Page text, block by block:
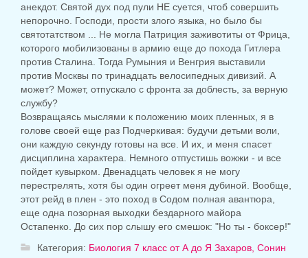
анекдот. Святой дух под пули НЕ суется, чтоб совершить
непорочно. Господи, прости злого языка, но было бы
святотатством ... Не могла Патриция заживотиты от Фрица,
которого мобилизованы в армию еще до похода Гитлера
против Сталина. Тогда Румыния и Венгрия выставили
против Москвы по тринадцать велосипедных дивизий. А
может? Может, отпускало с фронта за доблесть, за верную
службу?
Возвращаясь мыслями к положению моих пленных, я в
голове своей еще раз Подчеркивая: будучи детьми воли,
они каждую секунду готовы на все.
И их, и меня спасет
дисциплина характера.
Немного отпустишь вожжи - и все
пойдет кувырком.
Двенадцать человек я не могу
перестрелять, хотя бы один огреет меня дубиной.
Вообще,
этот рейд в плен - это поход в Содом полная авантюра,
еще одна позорная выходки бездарного майора
Остапенко. До сих пор слышу его смешок: "Но ты - боксер!"
Категория: Биология 7 класс от А до Я Захаров, Сонин